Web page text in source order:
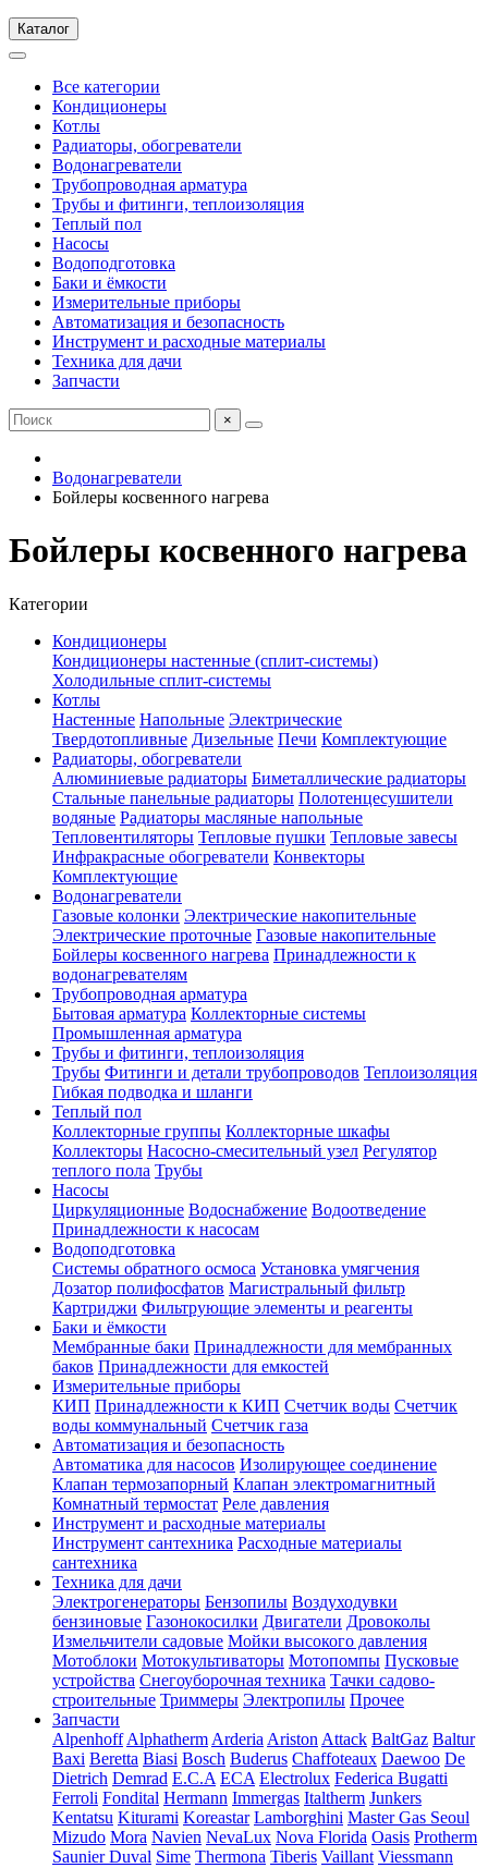
Каталог
Все категории
Кондиционеры
Котлы
Радиаторы, обогреватели
Водонагреватели
Трубопроводная арматура
Трубы и фитинги, теплоизоляция
Теплый пол
Насосы
Водоподготовка
Баки и ёмкости
Измерительные приборы
Автоматизация и безопасность
Инструмент и расходные материалы
Техника для дачи
Запчасти
×
Водонагреватели
Бойлеры косвенного нагрева
Бойлеры косвенного нагрева
Категории
Кондиционеры
Кондиционеры настенные (сплит-системы)
Холодильные сплит-системы
Котлы
Настенные Напольные Электрические
Твердотопливные Дизельные Печи Комплектующие
Радиаторы, обогреватели
Алюминиевые радиаторы Биметаллические радиаторы
Стальные панельные радиаторы Полотенцесушители
водяные Радиаторы масляные напольные
Тепловентиляторы Тепловые пушки Тепловые завесы
Инфракрасные обогреватели Конвекторы
Комплектующие
Водонагреватели
Газовые колонки Электрические накопительные
Электрические проточные Газовые накопительные
Бойлеры косвенного нагрева Принадлежности к
водонагревателям
Трубопроводная арматура
Бытовая арматура Коллекторные системы
Промышленная арматура
Трубы и фитинги, теплоизоляция
Трубы Фитинги и детали трубопроводов Теплоизоляция
Гибкая подводка и шланги
Теплый пол
Коллекторные группы Коллекторные шкафы
Коллекторы Насосно-смесительный узел Регулятор
теплого пола Трубы
Насосы
Циркуляционные Водоснабжение Водоотведение
Принадлежности к насосам
Водоподготовка
Системы обратного осмоса Установка умягчения
Дозатор полифосфатов Магистральный фильтр
Картриджи Фильтрующие элементы и реагенты
Баки и ёмкости
Мембранные баки Принадлежности для мембранных
баков Принадлежности для емкостей
Измерительные приборы
КИП Принадлежности к КИП Счетчик воды Счетчик
воды коммунальный Счетчик газа
Автоматизация и безопасность
Автоматика для насосов Изолирующее соединение
Клапан термозапорный Клапан электромагнитный
Комнатный термостат Реле давления
Инструмент и расходные материалы
Инструмент сантехника Расходные материалы
сантехника
Техника для дачи
Электрогенераторы Бензопилы Воздуходувки
бензиновые Газонокосилки Двигатели Дровоколы
Измельчители садовые Мойки высокого давления
Мотоблоки Мотокультиваторы Мотопомпы Пусковые
устройства Снегоуборочная техника Тачки садово-
строительные Триммеры Электропилы Прочее
Запчасти
Alpenhoff Alphatherm Arderia Ariston Attack BaltGaz Baltur
Baxi Beretta Biasi Bosch Buderus Chaffoteaux Daewoo De
Dietrich Demrad E.C.A ECA Electrolux Federica Bugatti
Ferroli Fondital Hermann Immergas Italtherm Junkers
Kentatsu Kiturami Koreastar Lamborghini Master Gas Seoul
Mizudo Mora Navien NevaLux Nova Florida Oasis Protherm
Saunier Duval Sime Thermona Tiberis Vaillant Viessmann